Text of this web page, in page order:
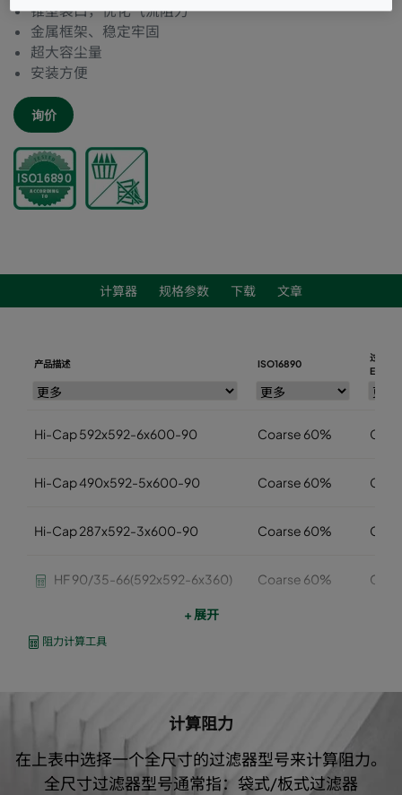
锥型袋口，优化气流阻力
金属框架、稳定牢固
超大容尘量
安装方便
询价
计算器 规格参数 下载 文章
产品描述 ISO16890
过滤器
EN779
Hi-Cap 592x592-6x600-90 Coarse 60% G4
Hi-Cap 490x592-5x600-90 Coarse 60% G4
Hi-Cap 287x592-3x600-90 Coarse 60% G4
HF 90/35-66(592x592-6x360) Coarse 60% G4
+ 展开
阻力计算工具
计算阻力
在上表中选择一个全尺寸的过滤器型号来计算阻力。
全尺寸过滤器型号通常指：袋式/板式过滤器